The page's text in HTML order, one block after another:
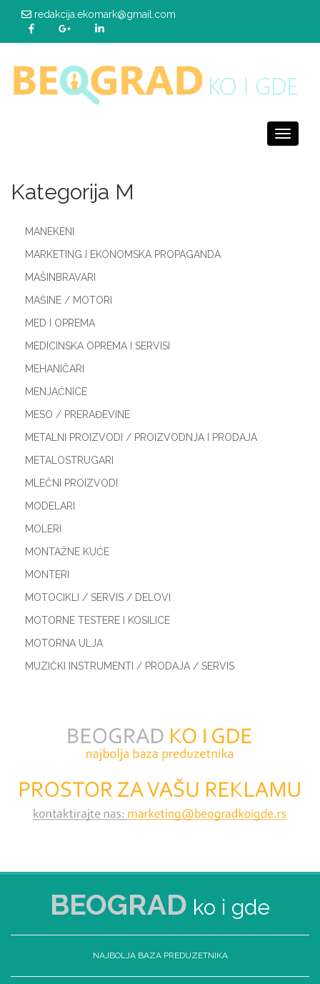
redakcija.ekomark@gmail.com
Toggle
Kategorija M
MANEKENI
MARKETING I EKONOMSKA PROPAGANDA
MAŠINBRAVARI
MAŠINE / MOTORI
MED I OPREMA
MEDICINSKA OPREMA I SERVISI
MEHANIČARI
MENJAČNICE
MESO / PRERAĐEVINE
METALNI PROIZVODI / PROIZVODNJA I PRODAJA
METALOSTRUGARI
MLEČNI PROIZVODI
MODELARI
MOLERI
MONTAŽNE KUĆE
MONTERI
MOTOCIKLI / SERVIS / DELOVI
MOTORNE TESTERE I KOSILICE
MOTORNA ULJA
MUZIČKI INSTRUMENTI / PRODAJA / SERVIS
BEOGRAD ko i gde
NAJBOLJA BAZA PREDUZETNIKA